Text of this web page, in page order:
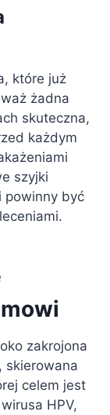
które już
żadna
skuteczna,
każdym
szyjki
powinny być
zakrojona
skierowana
celem jest
HPV,